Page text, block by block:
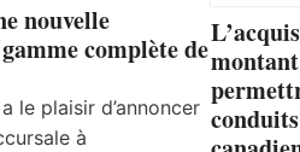
nouvelle
complète de
le plaisir d’annoncer
à